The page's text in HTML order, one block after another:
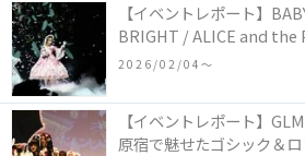
【イベントレポート】
BRIGHT / ALICE and the
COLLECTION in TOKYO
2026/02/04〜
【イベントレポート】
原宿で魅せたゴシック＆